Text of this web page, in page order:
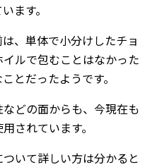
ます。
、単体で小分けしたチョ
ルで包むことはなかった
とだったようです。
どの面からも、今現在も
されています。
いて詳しい方は分かると